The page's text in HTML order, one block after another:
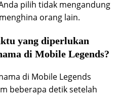
pilih tidak mengandung
orang lain.
yang diperlukan
di Mobile Legends?
di Mobile Legends
beberapa detik setelah